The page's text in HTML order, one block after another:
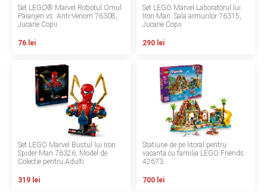
Set LEGO® Marvel Robotul Omul
Paianjen vs. Anti-Venom 76308,
Jucarie Copii
76 lei
Set LEGO Marvel Laboratorul lui
Iron Man: Sala armurilor 76315,
Jucarie Copii
290 lei
Set LEGO Marvel Bustul lui Iron
Spider-Man 76326, Model de
Colectie pentru Adulti
319 lei
Statiune de pe litoral pentru
vacanta cu familia LEGO Friends
42673
700 lei